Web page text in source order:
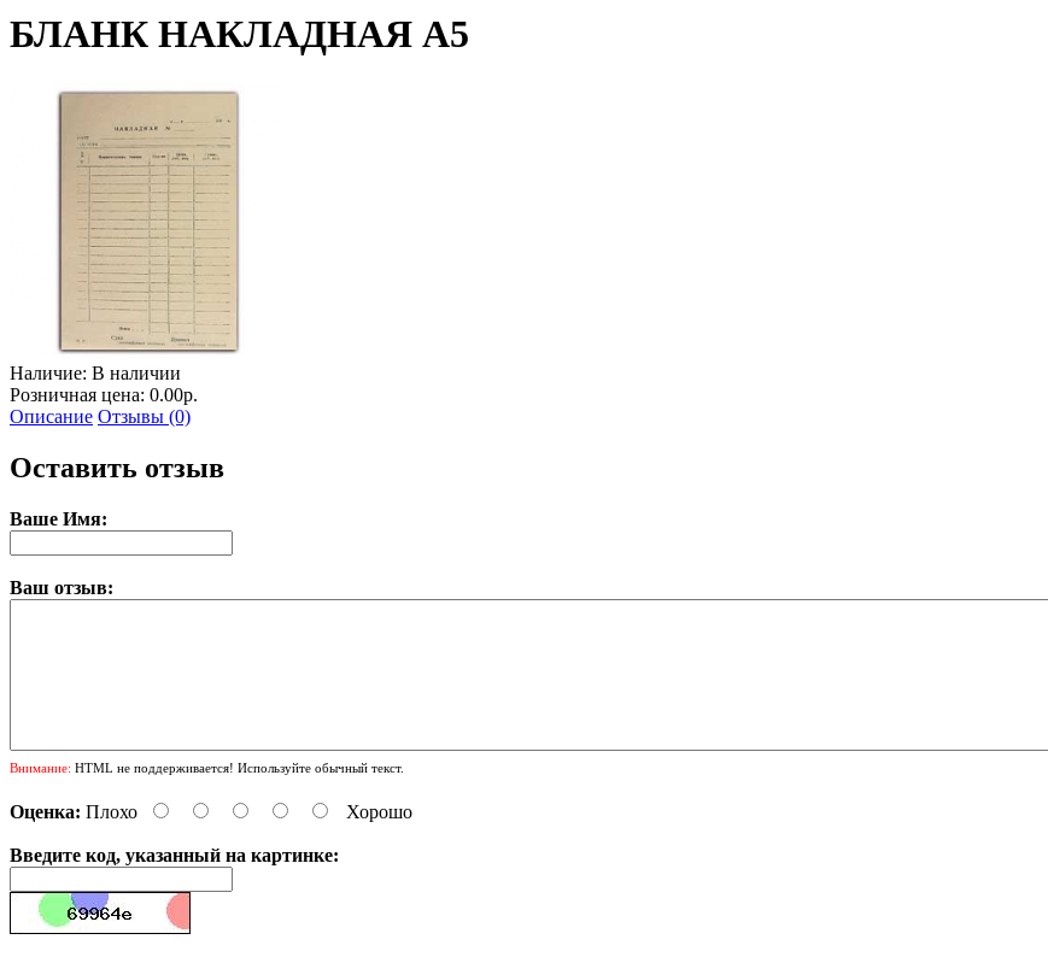
БЛАНК НАКЛАДНАЯ А5
Наличие: В наличии
Розничная цена: 0.00р.
Описание Отзывы (0)
Оставить отзыв
Ваше Имя:
Ваш отзыв:
Внимание: HTML не поддерживается! Используйте обычный текст.
Оценка: Плохо Хорошо
Введите код, указанный на картинке: